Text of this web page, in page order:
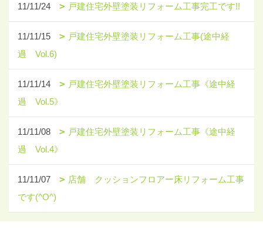
11/11/24 戸建住宅外壁塗装リフォーム工事完工です!!
11/11/15
戸建住宅外壁塗装リフォーム工事(途中経
過 Vol.6)
11/11/14
戸建住宅外壁塗装リフォーム工事《途中経
過 Vol.5》
11/11/08
戸建住宅外壁塗装リフォーム工事《途中経
過 Vol.4》
11/11/07
店舗 クッションフロアー床リフォーム工事
です(^O^)